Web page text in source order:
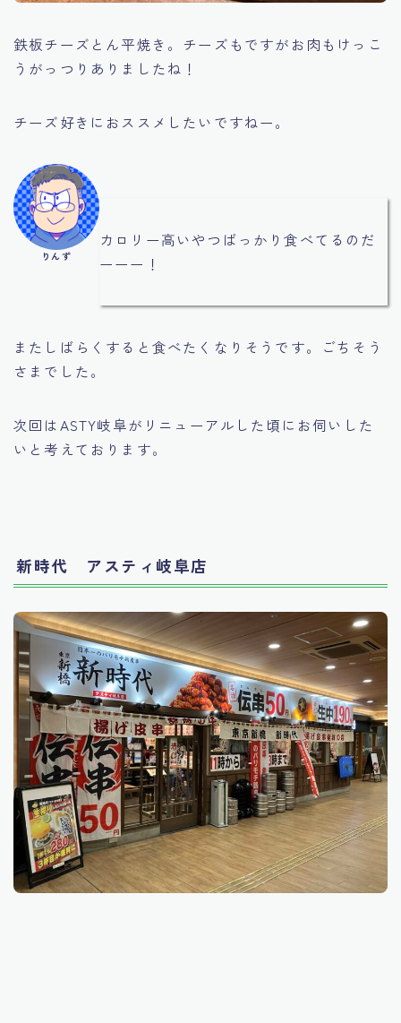
鉄板チーズとん平焼き。チーズもですがお肉もけっこ
うがっつりありましたね！
チーズ好きにおススメしたいですねー。
りんず
カロリー高いやつばっかり食べてるのだ
ーーー！
またしばらくすると食べたくなりそうです。ごちそう
さまでした。
次回はASTY岐阜がリニューアルした頃にお伺いした
いと考えております。
新時代 アスティ岐阜店